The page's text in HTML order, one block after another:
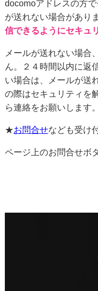
docomoアドレスの方
が送れない場合があり
信できるようにセキュ
メールが送れない場合
ん。２４時間以内に返
い場合は、メールが送
の際はセキュリティを
ら連絡をお願いします。
★お問合せなども受け
ページ上のお問合せボ